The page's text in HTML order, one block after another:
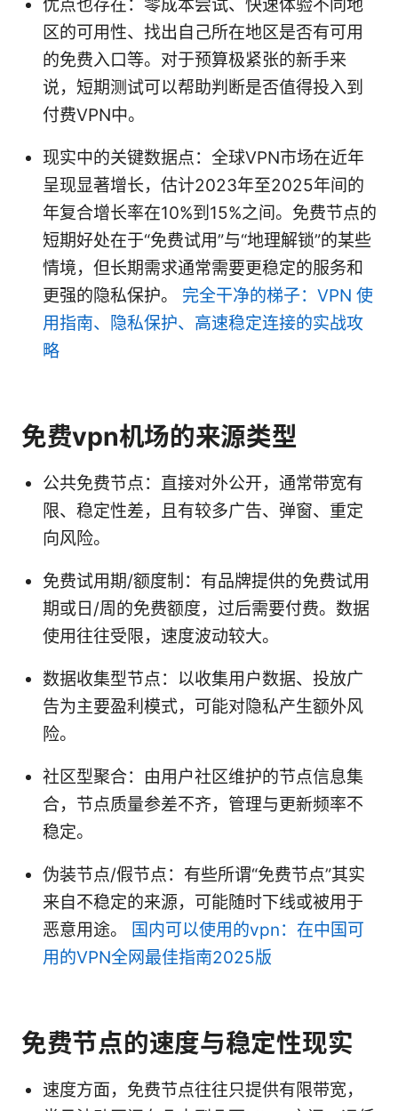
优点也存在：零成本尝试、快速体验不同地
区的可用性、找出自己所在地区是否有可用
的免费入口等。对于预算极紧张的新手来
说，短期测试可以帮助判断是否值得投入到
付费VPN中。
现实中的关键数据点：全球VPN市场在近年
呈现显著增长，估计2023年至2025年间的
年复合增长率在10%到15%之间。免费节点的
短期好处在于“免费试用”与“地理解锁”的某些
情境，但长期需求通常需要更稳定的服务和
更强的隐私保护。 完全干净的梯子：VPN 使
用指南、隐私保护、高速稳定连接的实战攻
略
免费vpn机场的来源类型
公共免费节点：直接对外公开，通常带宽有
限、稳定性差，且有较多广告、弹窗、重定
向风险。
免费试用期/额度制：有品牌提供的免费试用
期或日/周的免费额度，过后需要付费。数据
使用往往受限，速度波动较大。
数据收集型节点：以收集用户数据、投放广
告为主要盈利模式，可能对隐私产生额外风
险。
社区型聚合：由用户社区维护的节点信息集
合，节点质量参差不齐，管理与更新频率不
稳定。
伪装节点/假节点：有些所谓“免费节点”其实
来自不稳定的来源，可能随时下线或被用于
恶意用途。
国内可以使用的vpn：在中国可
用的VPN全网最佳指南2025版
免费节点的速度与稳定性现实
速度方面，免费节点往往只提供有限带宽，